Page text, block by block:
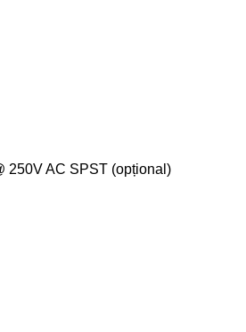
250V AC SPST (opțional)